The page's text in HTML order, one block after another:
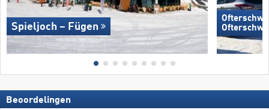
Spieljoch – Fügen
Beoordelingen